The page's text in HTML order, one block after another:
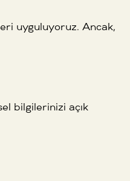
uyguluyoruz. Ancak,
bilgilerinizi açık